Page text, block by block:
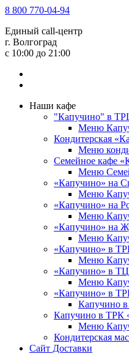
8 800 770-04-94
Единый call-центр
г. Волгоград
c 10:00 до 21:00
Наши кафе
"Капучино" в
Меню
Кондитерская
Меню
Семейное кафе
Меню
«Капучино» на
Меню
«Капучино» на
Меню
«Капучино» на
Меню
«Капучино» в
Меню
«Капучино» в
Меню
«Капучино» в
Капучино
Капучино в ТРК
Меню
Кондитерская
Сайт Доставки